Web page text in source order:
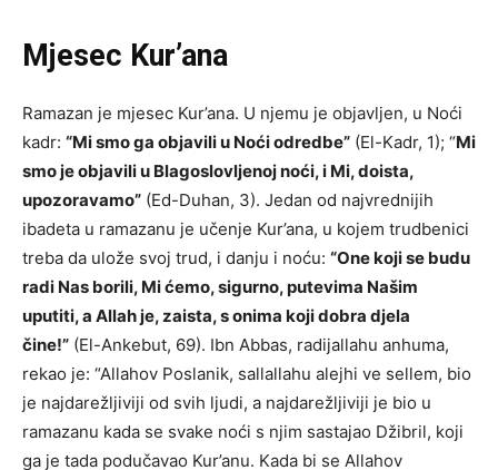
Mjesec Kur’ana
Ramazan je mjesec Kur’ana. U njemu je objavljen, u Noći
kadr: “Mi smo ga objavili u Noći odredbe” (El-Kadr, 1); “Mi
smo je objavili u Blagoslovljenoj noći, i Mi, doista,
upozoravamo” (Ed-Duhan, 3). Jedan od najvrednijih
ibadeta u ramazanu je učenje Kur’ana, u kojem trudbenici
treba da ulože svoj trud, i danju i noću: “One koji se budu
radi Nas borili, Mi ćemo, sigurno, putevima Našim
uputiti, a Allah je, zaista, s onima koji dobra djela
čine!” (El-Ankebut, 69). Ibn Abbas, radijallahu anhuma,
rekao je: “Allahov Poslanik, sallallahu alejhi ve sellem, bio
je najdarežljiviji od svih ljudi, a najdarežljiviji je bio u
ramazanu kada se svake noći s njim sastajao Džibril, koji
ga je tada podučavao Kur’anu. Kada bi se Allahov